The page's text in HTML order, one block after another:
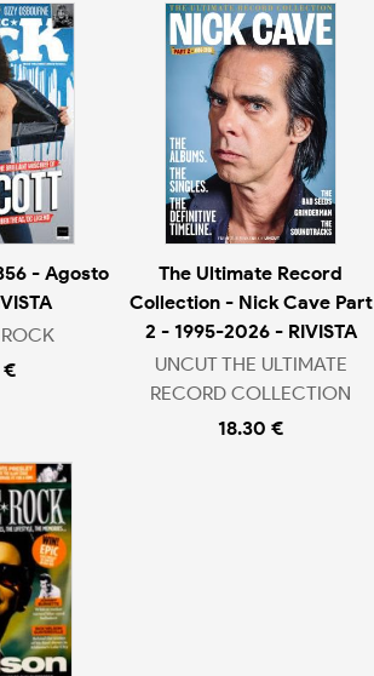
- Agosto
€
The Ultimate Record
Collection - Nick Cave Part
2 - 1995-2026 - RIVISTA
UNCUT THE ULTIMATE
RECORD COLLECTION
18.30 €